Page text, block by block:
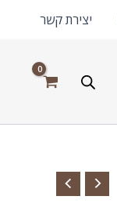
יצירת קשר